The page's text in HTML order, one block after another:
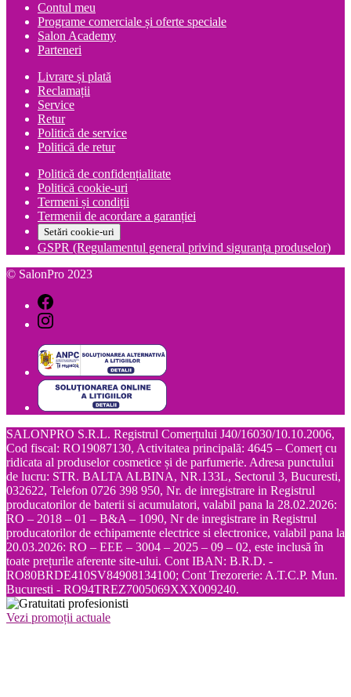
Contul meu
Programe comerciale și oferte speciale
Salon Academy
Parteneri
Livrare și plată
Reclamații
Service
Retur
Politică de service
Politică de retur
Politică de confidențialitate
Politică cookie-uri
Termeni și condiții
Termenii de acordare a garanției
Setări cookie-uri
GSPR (Regulamentul general privind siguranța produselor)
© SalonPro 2023
SALONPRO S.R.L. Registrul Comerțului J40/16030/10.10.2006,
Cod fiscal: RO19087130, Activitatea principală: 4645 – Comerț cu
ridicata al produselor cosmetice și de parfumerie. Adresa punctului
de lucru: STR. BALTA ALBINA, NR.133L, Sectorul 3, Bucuresti,
032622, Telefon 0726 398 950, Nr. de inregistrare in Registrul
producatorilor de baterii si acumulatori, valabil pana la 28.02.2026:
RO – 2018 – 01 – B&A – 1090, Nr de inregistrare in Registrul
producatorilor de echipamente electrice si electronice, valabil pana la
20.03.2026: RO – EEE – 3004 – 2025 – 09 – 02, este inclusă în
toate prețurile aferente site-ului. Cont IBAN: B.R.D. -
RO80BRDE410SV84908134100; Cont Trezorerie: A.T.C.P. Mun.
Bucuresti - RO94TREZ7005069XXX009240.
Vezi promoții actuale